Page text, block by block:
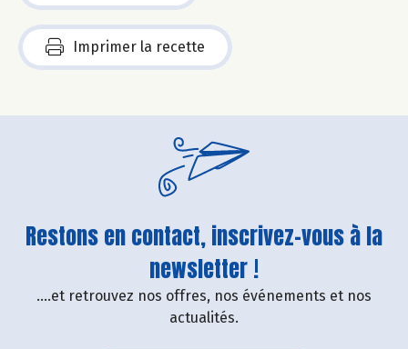
Imprimer la recette
Restons en contact, inscrivez-vous à la
newsletter !
....et retrouvez nos offres, nos événements et nos
actualités.